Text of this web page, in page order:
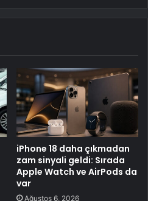
iPhone 18 daha çıkmadan
zam sinyali geldi: Sırada
Apple Watch ve AirPods da
var
Ağustos 6, 2026